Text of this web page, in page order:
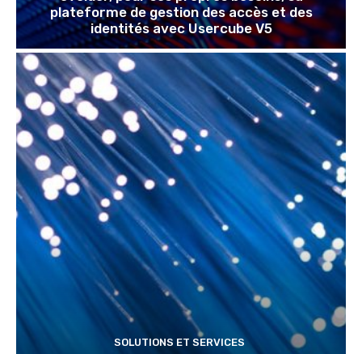
plateforme de gestion des accès et des
identités avec Usercube V5
SOLUTIONS ET SERVICES